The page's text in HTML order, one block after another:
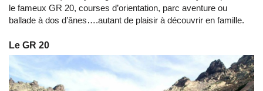
le fameux GR 20, courses d’orientation, parc aventure ou
ballade à dos d’ânes….autant de plaisir à découvrir en famille.
Le GR 20